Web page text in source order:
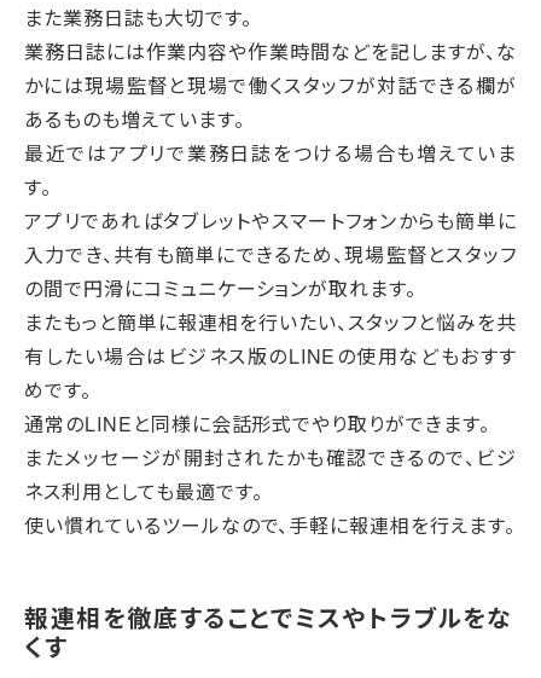
また業務日誌も大切です。
業務日誌には作業内容や作業時間などを記しますが、な
かには現場監督と現場で働くスタッフが対話できる欄が
あるものも増えています。
最近ではアプリで業務日誌をつける場合も増えていま
す。
アプリであればタブレットやスマートフォンからも簡単に
入力でき、共有も簡単にできるため、現場監督とスタッフ
の間で円滑にコミュニケーションが取れます。
またもっと簡単に報連相を行いたい、スタッフと悩みを共
有したい場合はビジネス版のLINEの使用などもおすす
めです。
通常のLINEと同様に会話形式でやり取りができます。
またメッセージが開封されたかも確認できるので、ビジ
ネス利用としても最適です。
使い慣れているツールなので、手軽に報連相を行えます。
報連相を徹底することでミスやトラブルをな
くす